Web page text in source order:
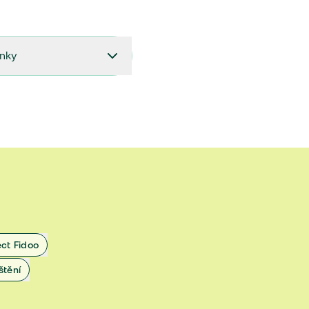
do 31.10.2022
do 8.7.2020
do 31.10.2019
Fidoo